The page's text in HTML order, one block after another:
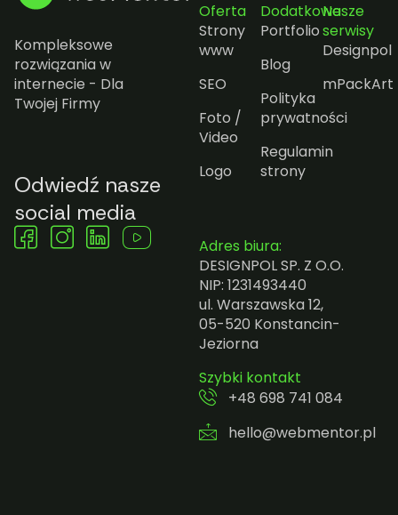
Kompleksowe
rozwiązania w
internecie - Dla
Twojej Firmy
Odwiedź nasze
social media
Oferta
Strony
www
SEO
Foto /
Video
Logo
Dodatkowe
Portfolio
Blog
Polityka
prywatności
Regulamin
strony
Nasze
serwisy
Designpol
mPackArt
Adres biura:
DESIGNPOL SP. Z O.O.
NIP: 1231493440
ul. Warszawska 12,
05-520 Konstancin-
Jeziorna
Szybki kontakt
+48 698 741 084
hello@webmentor.pl